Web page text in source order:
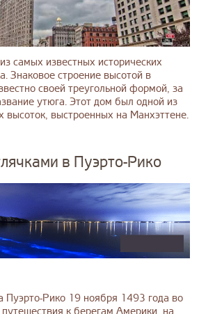
самых известных исторических
Знаковое строение высотой в
своей треугольной формой, за
утюга. Этот дом был одной из
выстроенных на Манхэттене.
в Пуэрто-Рико
Пуэрто-Рико 19 ноября 1493 года во